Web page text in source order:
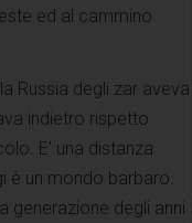
ed al cammino
Russia degli zar aveva
indietro rispetto
E' una distanza
è un mondo barbaro.
generazione degli anni